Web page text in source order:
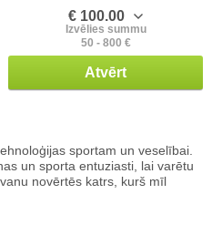
€ 100.00
Izvēlies summu
50 - 800 €
Atvērt
sportam un veselībai.
un sporta entuziasti, lai varētu
novērtēs katrs, kurš mīl